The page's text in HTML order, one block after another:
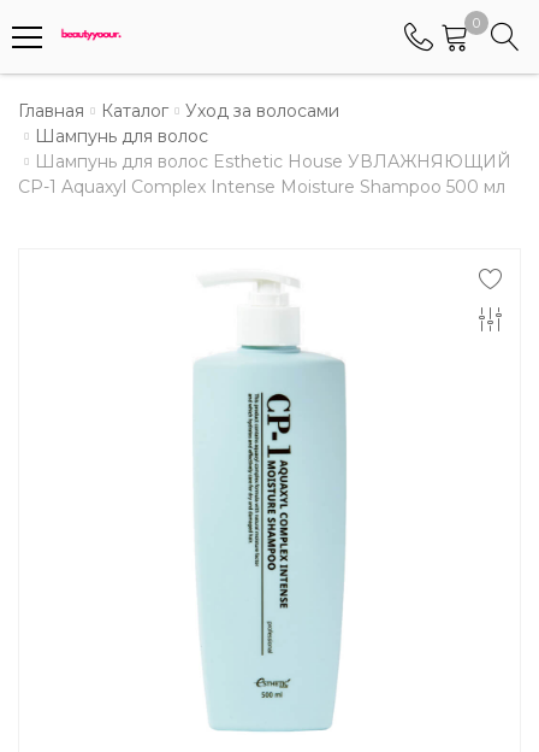
0
Телефоны
+375 (29) 8405655
Менеджер по работе АБС клиентами
Главная Каталог
Уход за волосами
Шампунь для волос
Шампунь для волос Esthetic House УВЛАЖНЯЮЩИЙ
CP-1 Aquaxyl Complex Intense Moisture Shampoo 500 мл